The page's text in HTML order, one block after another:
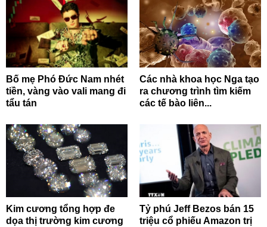
Bố mẹ Phó Đức Nam nhét
tiền, vàng vào vali mang đi
tẩu tán
Các nhà khoa học Nga tạo
ra chương trình tìm kiếm
các tế bào liên...
Kim cương tổng hợp đe
dọa thị trường kim cương
Tỷ phú Jeff Bezos bán 15
triệu cổ phiếu Amazon trị